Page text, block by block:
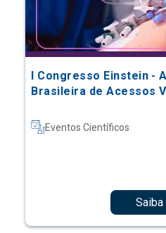
I Congresso Einstein -
Brasileira de Acessos
Eventos Científicos